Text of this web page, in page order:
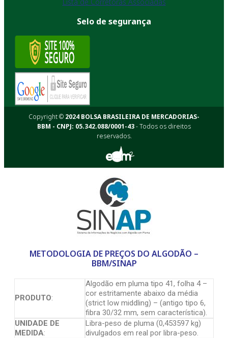
Selo de segurança
Copyright © 2024 BOLSA BRASILEIRA DE MERCADORIAS-
BBM - CNPJ: 05.342.088/0001-43- Todos os direitos
reservados.
METODOLOGIA DE PREÇOS DO ALGODÃO –
BBM/SINAP
PRODUTO:
Algodão em pluma tipo 41, folha 4 –
cor estritamente abaixo da média
(strict low middling) – (antigo tipo 6,
fibra 30/32 mm, sem característica).
UNIDADE DE
MEDIDA:
Libra-peso de pluma (0,453597 kg)
divulgados em real por libra-peso.